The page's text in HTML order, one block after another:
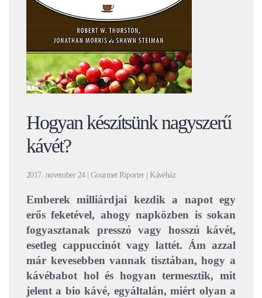
Hogyan készítsünk nagyszerű
kávét?
2017. november 24 | Gourmet Riporter | Kávéház
Emberek milliárdjai kezdik a napot egy
erős feketével, ahogy napközben is sokan
fogyasztanak presszó vagy hosszú kávét,
esetleg cappuccinót vagy lattét. Ám azzal
már kevesebben vannak tisztában, hogy a
kávébabot hol és hogyan termesztik, mit
jelent a bio kávé, egyáltalán, miért olyan a